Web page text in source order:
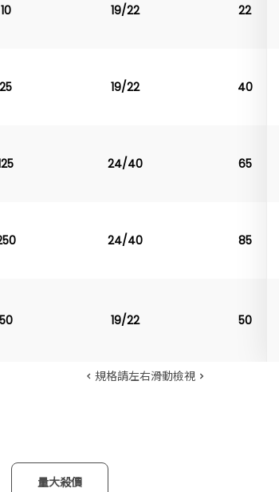
10
25
50
19/22
19/22
24/40
24/40
19/22
22
40
65
85
50
規格請左右滑動檢視
量大殺價